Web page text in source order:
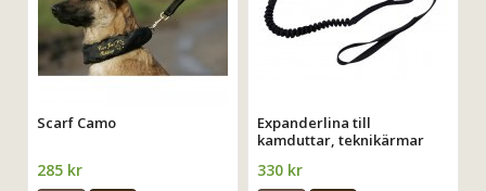
Scarf Camo
285 kr
Expanderlina till
kamduttar, teknikärmar
330 kr